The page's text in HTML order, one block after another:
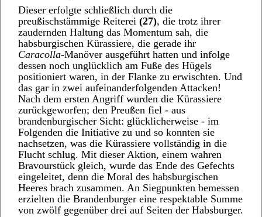
Dieser erfolgte schließlich durch die
preußischstämmige Reiterei (27), die trotz ihrer
zaudernden Haltung das Momentum sah, die
habsburgischen Kürassiere, die gerade ihr
Caracolla-Manöver ausgeführt hatten und infolge
dessen noch unglücklich am Fuße des Hügels
positioniert waren, in der Flanke zu erwischten. Und
das gar in zwei aufeinanderfolgenden Attacken!
Nach dem ersten Angriff wurden die Kürassiere
zurückgeworfen; den Preußen fiel - aus
brandenburgischer Sicht: glücklicherweise - im
Folgenden die Initiative zu und so konnten sie
nachsetzen, was die Kürassiere vollständig in die
Flucht schlug. Mit dieser Aktion, einem wahren
Bravourstück gleich, wurde das Ende des Gefechts
eingeleitet, denn die Moral des habsburgischen
Heeres brach zusammen. An Siegpunkten bemessen
erzielten die Brandenburger eine respektable Summe
von zwölf gegenüber drei auf Seiten der Habsburger.